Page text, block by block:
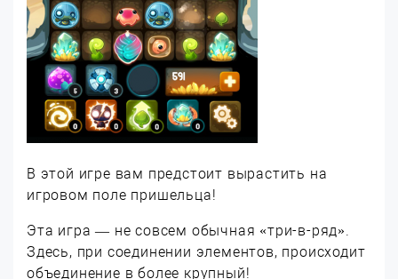
В этой игре вам предстоит вырастить на
игровом поле пришельца!
Эта игра — не совсем обычная «три-в-ряд».
Здесь, при соединении элементов, происходит
объединение в более крупный!